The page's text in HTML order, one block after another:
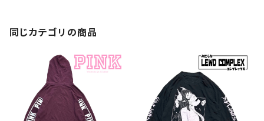
同じカテゴリの商品